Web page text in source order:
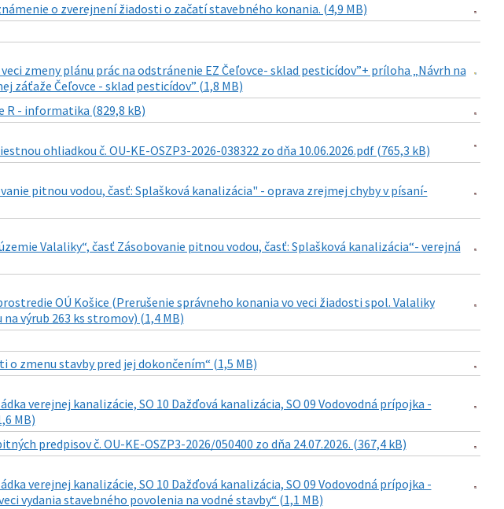
o zverejnení žiadosti o začatí stavebného konania. (4,9 MB)
zmeny plánu prác na odstránenie EZ Čeľovce- sklad pesticídov”+ príloha „Návrh na
záťaže Čeľovce - sklad pesticídov” (1,8 MB)
R - informatika (829,8 kB)
ohliadkou č. OU-KE-OSZP3-2026-038322 zo dňa 10.06.2026.pdf (765,3 kB)
pitnou vodou, časť: Splašková kanalizácia" - oprava zrejmej chyby v písaní-
Valaliky“, časť Zásobovanie pitnou vodou, časť: Splašková kanalizácia“- verejná
OÚ Košice (Prerušenie správneho konania vo veci žiadosti spol. Valaliky
výrub 263 ks stromov) (1,4 MB)
o zmenu stavby pred jej dokončením“ (1,5 MB)
verejnej kanalizácie, SO 10 Dažďová kanalizácia, SO 09 Vodovodná prípojka -
MB)
predpisov č. OU-KE-OSZP3-2026/050400 zo dňa 24.07.2026. (367,4 kB)
verejnej kanalizácie, SO 10 Dažďová kanalizácia, SO 09 Vodovodná prípojka -
vydania stavebného povolenia na vodné stavby“ (1,1 MB)